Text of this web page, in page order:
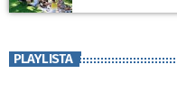
PLAYLISTA